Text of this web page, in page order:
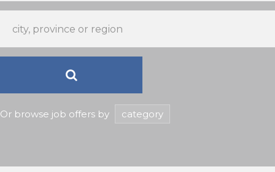
Or browse job offers by category